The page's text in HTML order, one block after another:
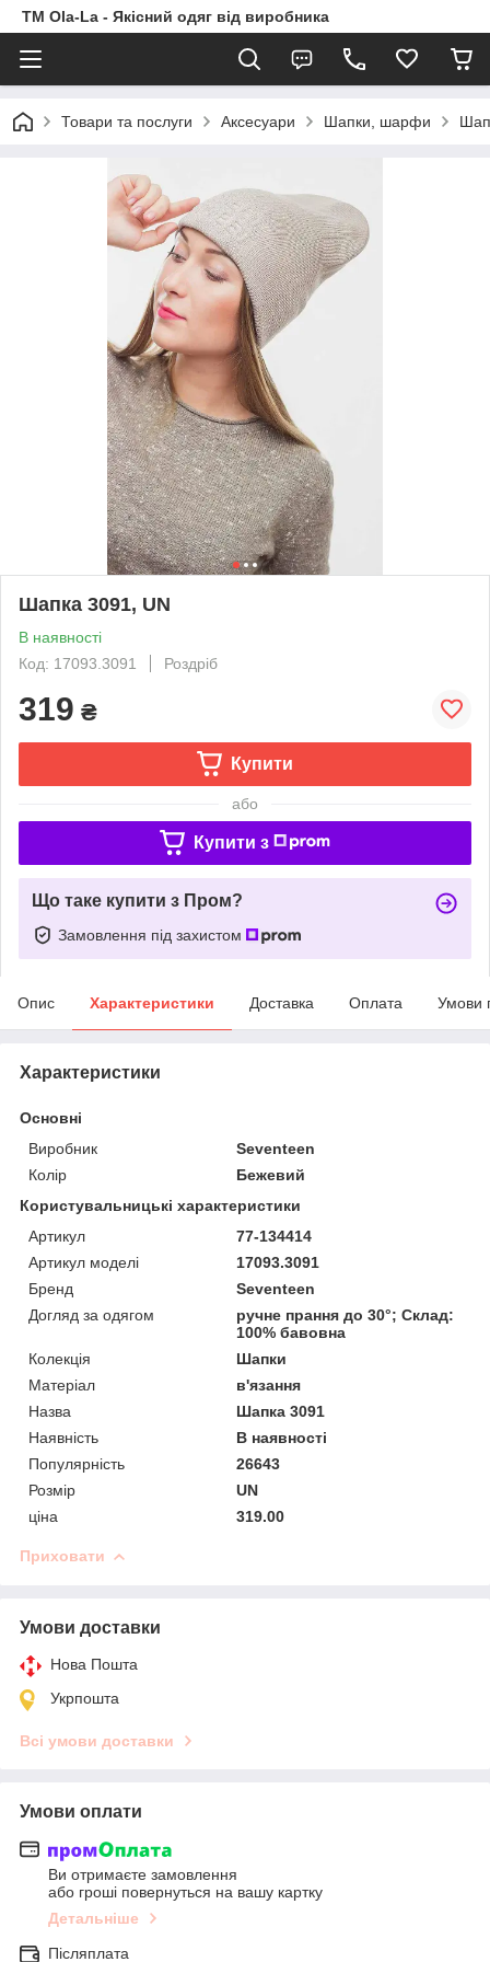
TM Ola-La - Якісний одяг від виробника
Товари та послуги Аксесуари Шапки, шарфи
Шапка 3091, UN
В наявності
Код: 17093.3091
Роздріб
319 ₴
Купити
або
Купити з
Що таке купити з Пром?
Замовлення під захистом
Опис Характеристики Доставка Оплата Умови
Характеристики
Основні
Виробник
Seventeen
Колір
Бежевий
Користувальницькі характеристики
Артикул
77-134414
Артикул моделі
17093.3091
Бренд
Seventeen
Догляд за одягом
ручне прання до 30°; Склад:
100% бавовна
Колекція
Шапки
Матеріал
в'язання
Назва
Шапка 3091
Наявність
В наявності
Популярність
26643
Розмір
UN
ціна
319.00
Приховати
Умови доставки
Нова Пошта
Укрпошта
Всі умови доставки
Умови оплати
Ви отримаєте замовлення
або гроші повернуться на вашу картку
Детальніше
Післяплата